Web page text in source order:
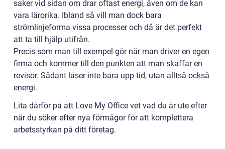
saker vid sidan om drar oftast energi, även om de kan
vara lärorika. Ibland så vill man dock bara
strömlinjeforma vissa processer och då är det perfekt
att ta till hjälp utifrån.
Precis som man till exempel gör när man driver en egen
firma och kommer till den punkten att man skaffar en
revisor. Sådant låser inte bara upp tid, utan alltså också
energi.
Lita därför på att Love My Office vet vad du är ute efter
när du söker efter nya förmågor för att komplettera
arbetsstyrkan på ditt företag.